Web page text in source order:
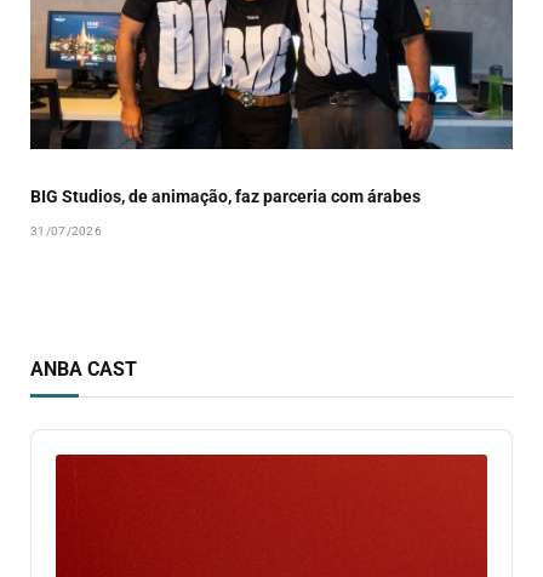
BIG Studios, de animação, faz parceria com árabes
31/07/2026
ANBA CAST
Audio
Player